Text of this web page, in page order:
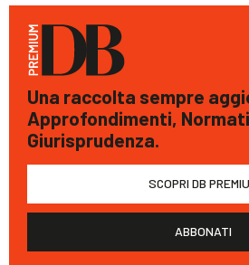
Una raccolta sempre
Approfondimenti,
Giurisprudenza.
SCOPRI DB
ABBONATI